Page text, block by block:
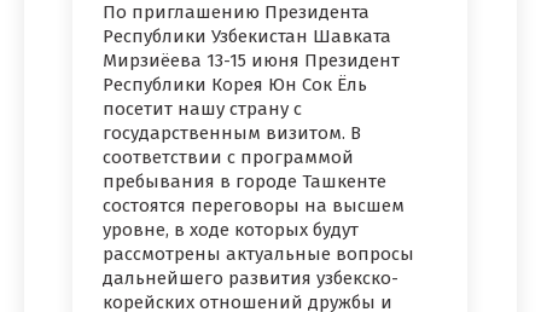
По приглашению Президента
Республики Узбекистан Шавката
Мирзиёева 13-15 июня Президент
Республики Корея Юн Сок Ёль
посетит нашу страну с
государственным визитом. В
соответствии с программой
пребывания в городе Ташкенте
состоятся переговоры на высшем
уровне, в ходе которых будут
рассмотрены актуальные вопросы
дальнейшего развития узбекско-
корейских отношений дружбы и